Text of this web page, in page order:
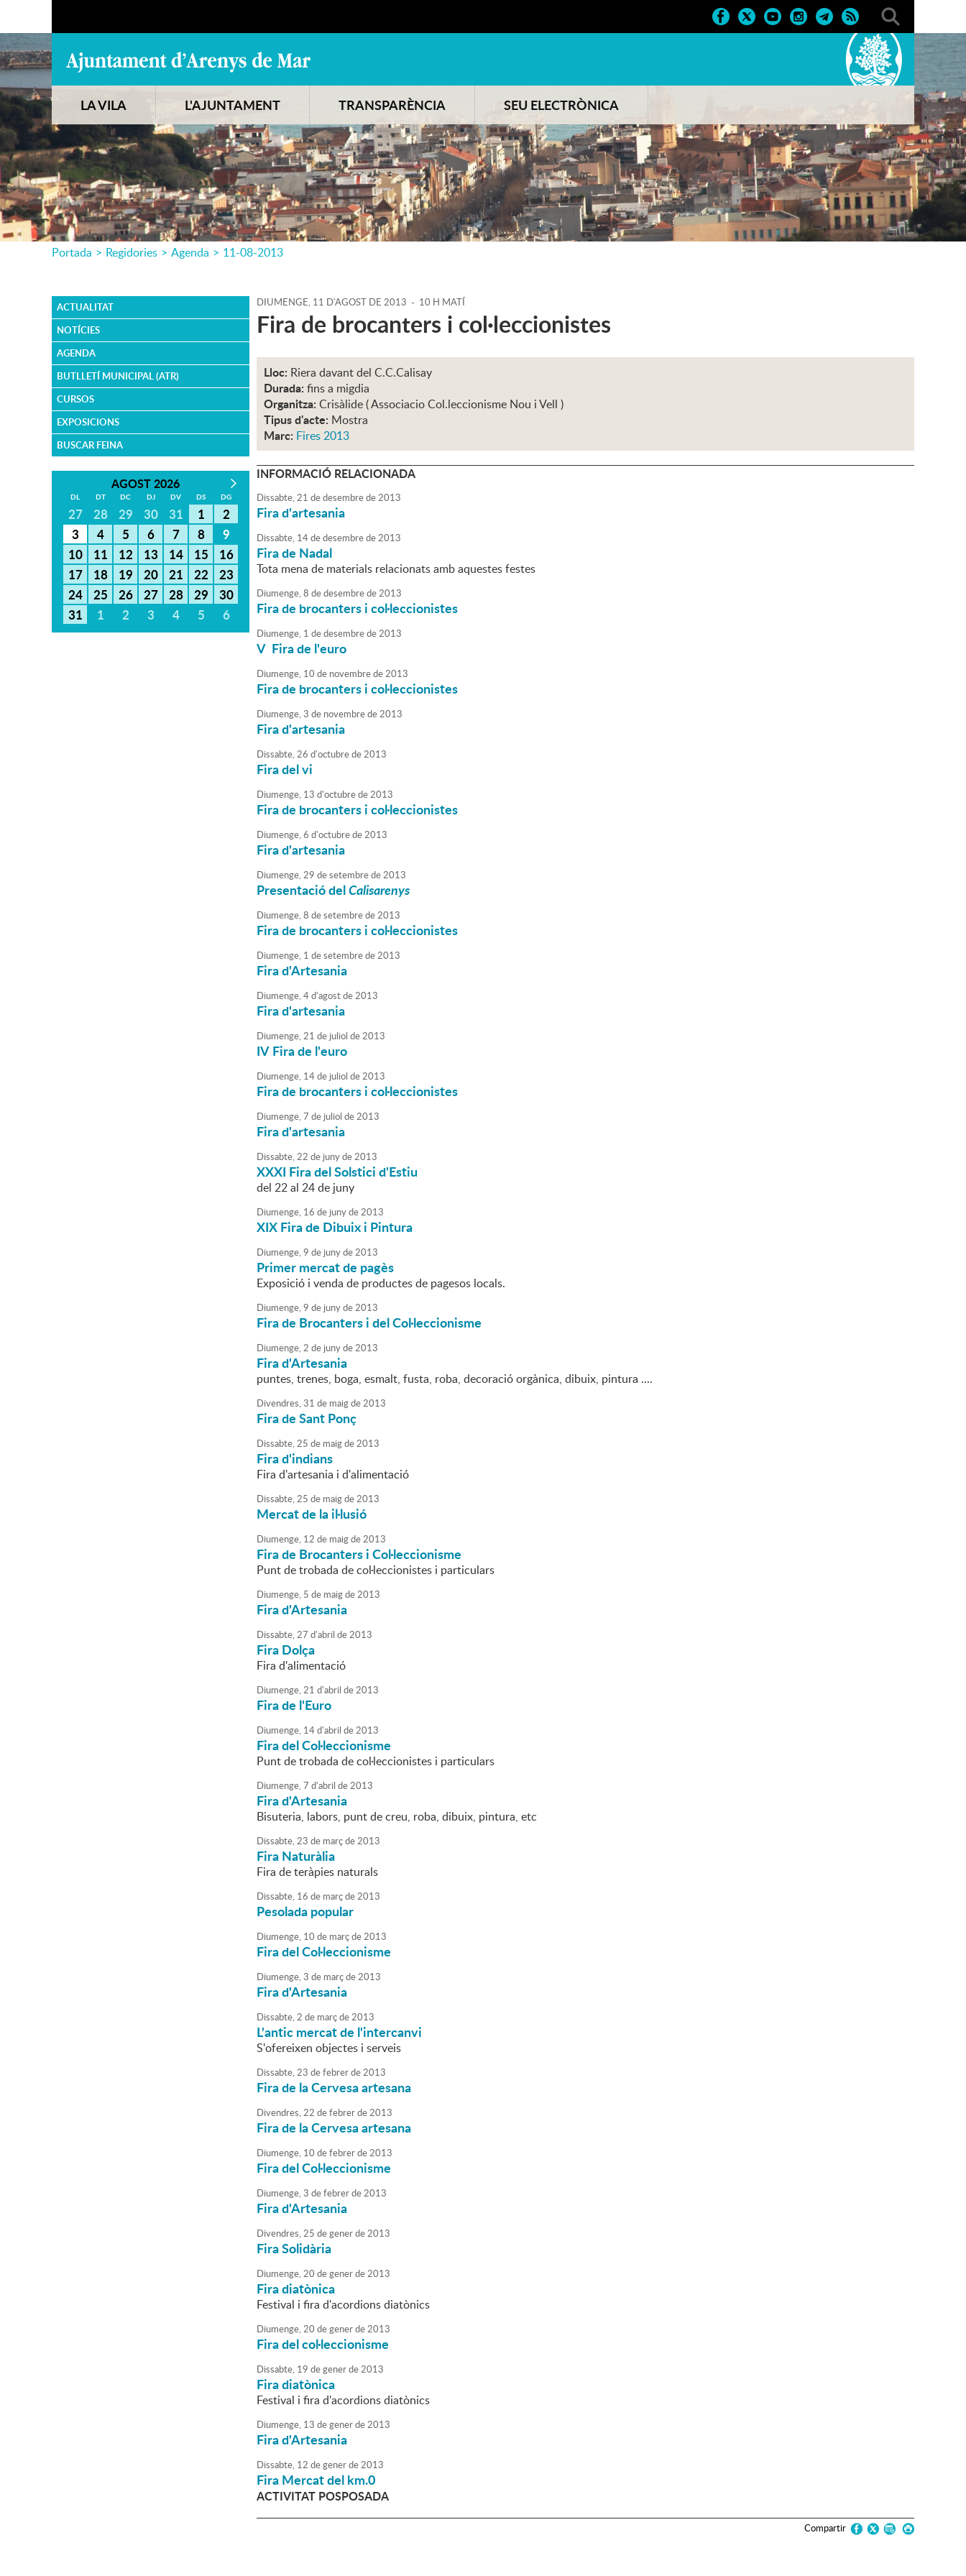
LA VILA L'AJUNTAMENT TRANSPARÈNCIA SEU ELECTRÒNICA
Portada > Regidories > Agenda > 11-08-2013
ACTUALITAT
NOTÍCIES
AGENDA
BUTLLETÍ MUNICIPAL (ATR)
CURSOS
EXPOSICIONS
BUSCAR FEINA
AGOST 2026
DL DT DC DJ DV DS DG
27 28 29 30 31 1
2
3
4 5 6 7 8
9
10
11 12 13 14 15
16
17
18 19 20 21 22
23
24
25 26 27 28 29
30
31
1 2 3 4 5 6
DIUMENGE, 11 D'AGOST DE 2013 - 10 H MATÍ
Fira de brocanters i col·leccionistes
Lloc: Riera davant del C.C.Calisay
Durada: fins a migdia
Organitza: Crisàlide ( Associacio Col.leccionisme Nou i Vell )
Tipus d'acte: Mostra
Marc: Fires 2013
INFORMACIÓ RELACIONADA
Dissabte,21 dedesembrede2013
Fira d'artesania
Dissabte, 14dedesembrede2013
Fira de Nadal
Tota mena de materials relacionats amb aquestes festes
Diumenge,8 dedesembrede2013
Fira de brocanters i col·leccionistes
Diumenge, 1 dedesembrede2013
V Fira de l'euro
Diumenge, 10 de novembrede2013
Fira de brocanters i col·leccionistes
Diumenge,3 de novembrede2013
Fira d'artesania
Dissabte,26 d'octubrede2013
Fira del vi
Diumenge, 13 d'octubrede2013
Fira de brocanters i col·leccionistes
Diumenge,6 d'octubrede2013
Fira d'artesania
Diumenge,29 desetembrede2013
Presentació delCalisarenys
Diumenge,8 desetembrede2013
Fira de brocanters i col·leccionistes
Diumenge, 1 desetembrede2013
Fira d'Artesania
Diumenge,4d'agostde2013
Fira d'artesania
Diumenge,21 de juliol de2013
IV Fira de l'euro
Diumenge, 14de juliol de2013
Fira de brocanters i col·leccionistes
Diumenge,7 de juliol de2013
Fira d'artesania
Dissabte,22 de junyde2013
XXXI Fira del Solstici d'Estiu
del 22 al 24 de juny
Diumenge, 16 de junyde2013
XIX Fira de Dibuix i Pintura
Diumenge,9 de junyde2013
Primer mercat de pagès
Exposició i venda de productes de pagesos locals.
Diumenge,9 de junyde2013
Fira de Brocanters i del Col·leccionisme
Diumenge,2 de junyde2013
Fira d'Artesania
puntes, trenes, boga, esmalt, fusta, roba, decoració orgànica, dibuix, pintura ....
Divendres,31 de maigde2013
Fira de Sant Ponç
Dissabte,25 de maigde2013
Fira d'indians
Fira d'artesania i d'alimentació
Dissabte,25 de maigde2013
Mercat de la il·lusió
Diumenge, 12 de maigde2013
Fira de Brocanters i Col·leccionisme
Punt de trobada de col·leccionistes i particulars
Diumenge, 5 de maigde2013
Fira d'Artesania
Dissabte,27 d'abril de2013
Fira Dolça
Fira d'alimentació
Diumenge,21 d'abril de2013
Fira de l'Euro
Diumenge, 14d'abril de2013
Fira del Col·leccionisme
Punt de trobada de col·leccionistes i particulars
Diumenge,7 d'abril de2013
Fira d'Artesania
Bisuteria, labors, punt de creu, roba, dibuix, pintura, etc
Dissabte,23 de marçde2013
Fira Naturàlia
Fira de teràpies naturals
Dissabte, 16 de marçde2013
Pesolada popular
Diumenge, 10 de marçde2013
Fira del Col·leccionisme
Diumenge,3 de marçde2013
Fira d'Artesania
Dissabte,2 de marçde2013
L'antic mercat de l'intercanvi
S'ofereixen objectes i serveis
Dissabte,23 defebrerde2013
Fira de la Cervesa artesana
Divendres,22 defebrerde2013
Fira de la Cervesa artesana
Diumenge, 10 defebrerde2013
Fira del Col·leccionisme
Diumenge,3 defebrerde2013
Fira d'Artesania
Divendres,25 degenerde2013
Fira Solidària
Diumenge,20 degenerde2013
Fira diatònica
Festival i fira d'acordions diatònics
Diumenge,20 degenerde2013
Fira del col·leccionisme
Dissabte, 19 degenerde2013
Fira diatònica
Festival i fira d'acordions diatònics
Diumenge, 13 degenerde2013
Fira d'Artesania
Dissabte, 12 degenerde2013
Fira Mercat del km.0
ACTIVITAT POSPOSADA
Compartir